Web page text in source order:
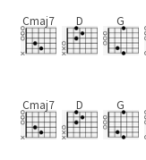
Cmaj7 D G
Cmaj7 D G